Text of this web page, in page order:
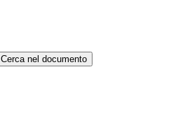
Cerca nel documento